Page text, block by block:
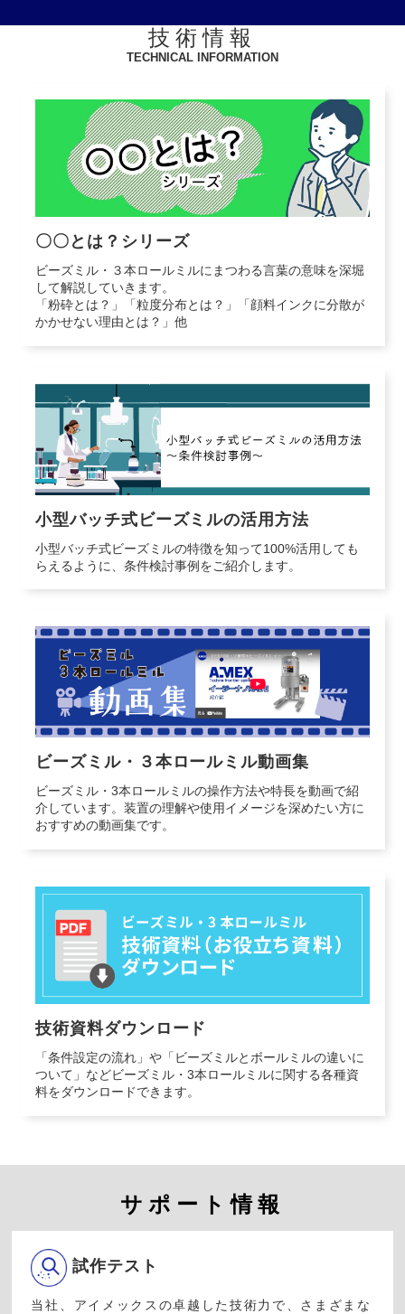
技術情報
TECHNICAL INFORMATION
〇〇とは？シリーズ
ビーズミル・３本ロールミルにまつわる言葉の意味を深堀
して解説していきます。
「粉砕とは？」「粒度分布とは？」「顔料インクに分散が
かかせない理由とは？」他
小型バッチ式ビーズミルの活用方法
小型バッチ式ビーズミルの特徴を知って100%活用しても
らえるように、条件検討事例をご紹介します。
ビーズミル・３本ロールミル動画集
ビーズミル・3本ロールミルの操作方法や特長を動画で紹
介しています。装置の理解や使用イメージを深めたい方に
おすすめの動画集です。
技術資料ダウンロード
「条件設定の流れ」や「ビーズミルとボールミルの違いに
ついて」などビーズミル・3本ロールミルに関する各種資
料をダウンロードできます。
サポート情報
試作テスト
当社、アイメックスの卓越した技術力で、さまざまな